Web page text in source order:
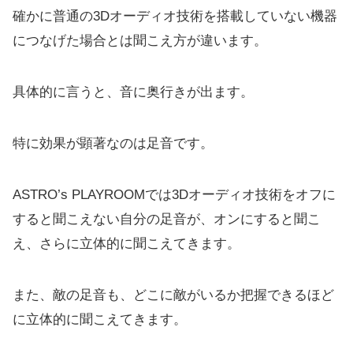
確かに普通の3Dオーディオ技術を搭載していない機器
につなげた場合とは聞こえ方が違います。
具体的に言うと、音に奥行きが出ます。
特に効果が顕著なのは足音です。
ASTRO’s PLAYROOMでは3Dオーディオ技術をオフに
すると聞こえない自分の足音が、オンにすると聞こ
え、さらに立体的に聞こえてきます。
また、敵の足音も、どこに敵がいるか把握できるほど
に立体的に聞こえてきます。